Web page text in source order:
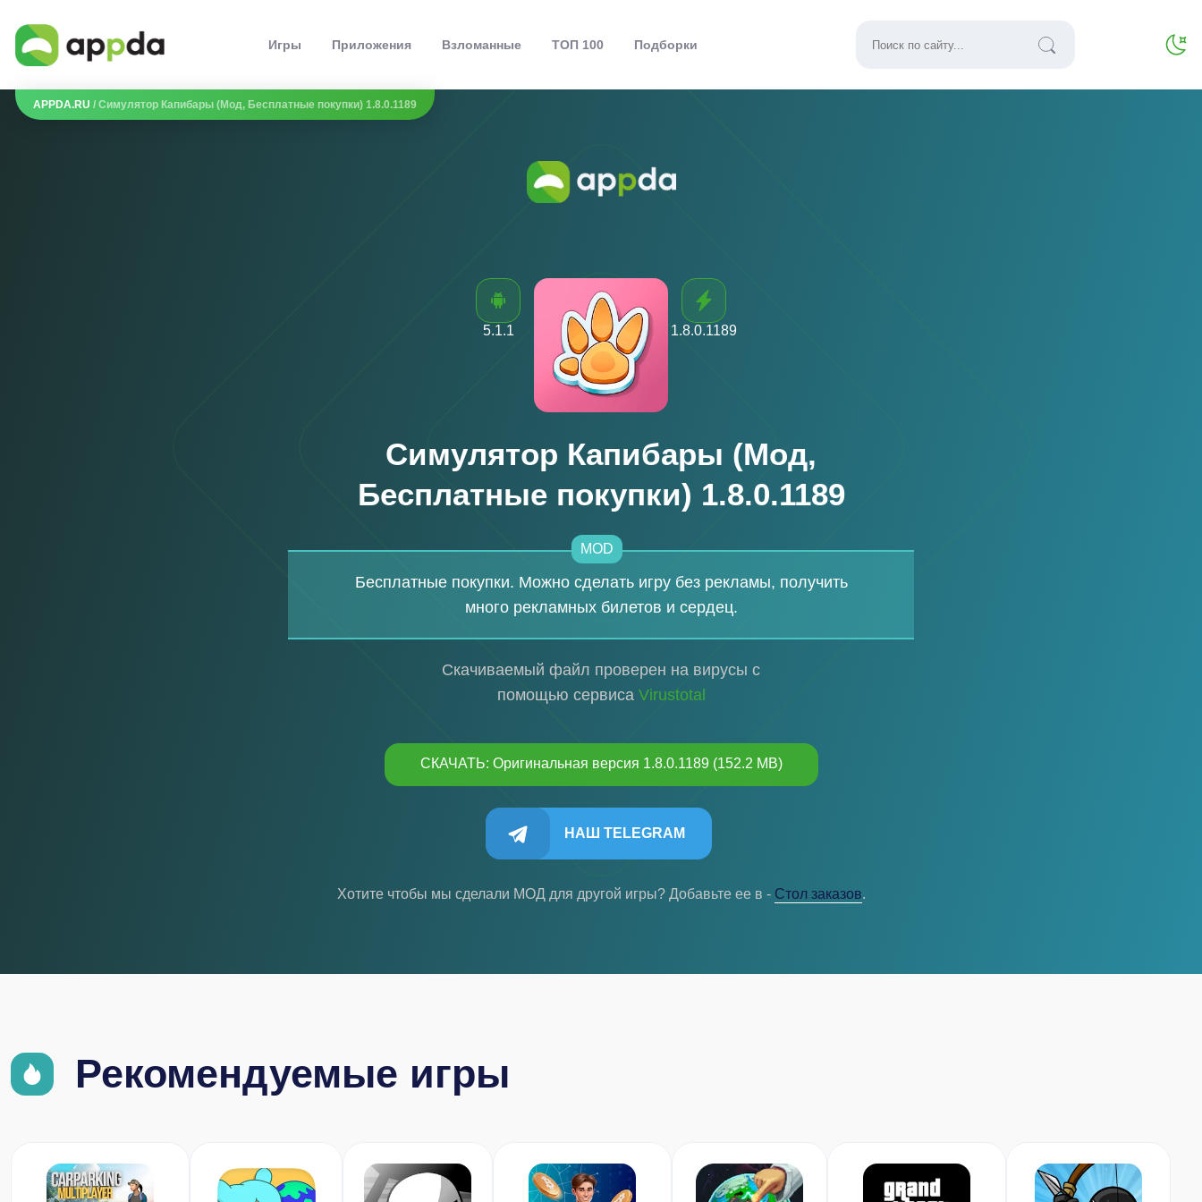
Игры Приложения Взломанные ТОП 100 Подборки
APPDA.RU / Симулятор Капибары (Мод, Бесплатные покупки) 1.8.0.1189
5.1.1 1.8.0.1189
Симулятор Капибары (Мод,
Бесплатные покупки) 1.8.0.1189
MOD
Бесплатные покупки. Можно сделать игру без рекламы, получить
много рекламных билетов и сердец.
Скачиваемый файл проверен на вирусы с
помощью сервиса Virustotal
СКАЧАТЬ: Оригинальная версия 1.8.0.1189 (152.2 MB)
НАШ TELEGRAM
Хотите чтобы мы сделали МОД для другой игры? Добавьте ее в - Cтол заказов.
Рекомендуемые игры